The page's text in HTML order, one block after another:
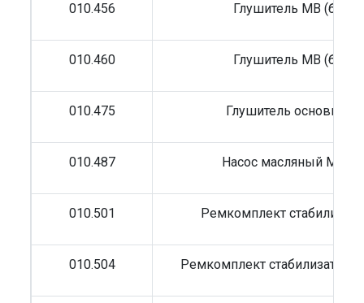
010.456 Глушитель MB
010.460 Глушитель MB
010.475 Глушитель основной
010.487 Насос масляный MAN/
010.501 Ремкомплект
010.504 Ремкомплект стабилизатора